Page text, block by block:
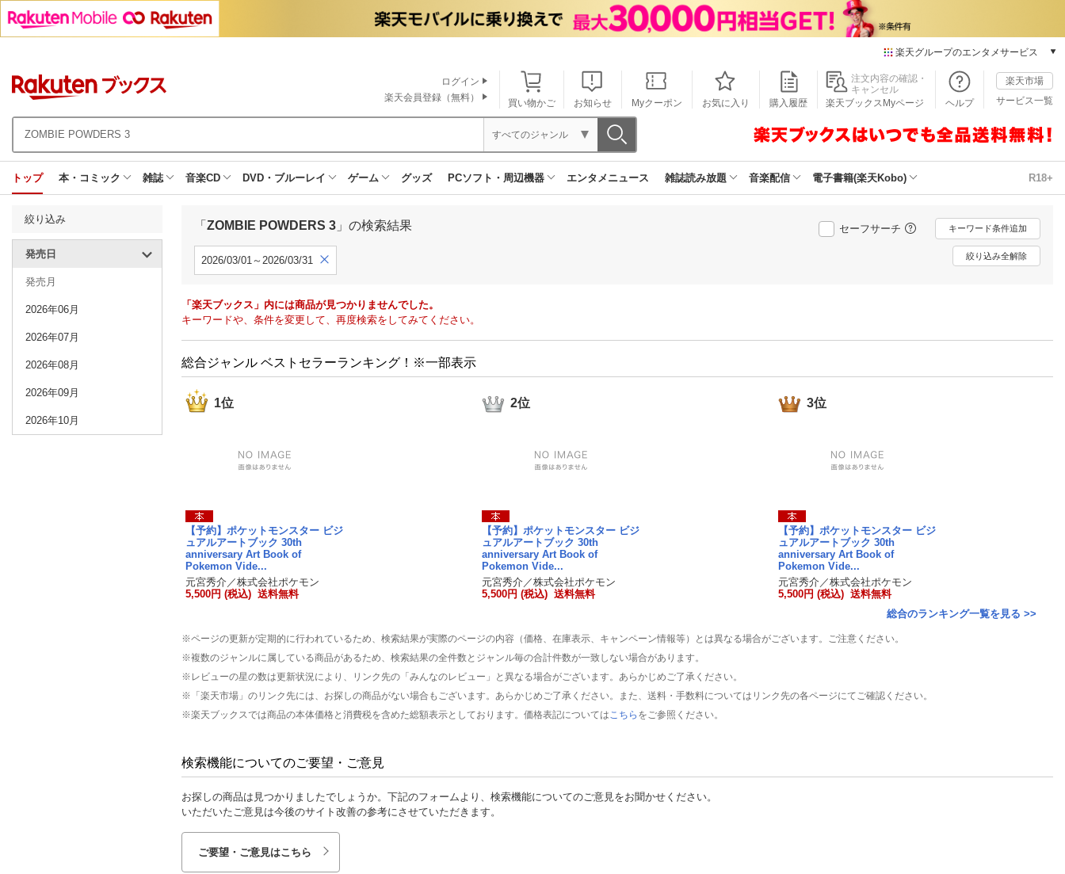
楽天グループのエンタメサービス
本/ゲーム/CD/DVD
楽天ブックス
楽天Kobo
動画配信
楽天TV
動画配信ガイド
チケット
エンタメニュース
買い物かご お知らせ Myクーポン お気に入り 購入履歴
注文内容の確認・
キャンセル
楽天ブックスMyページ
ヘルプ
楽天市場
サービス一覧
ログイン
楽天会員登録（無料）
すべてのジャンル
トップ 本・コミック 雑誌 音楽CD DVD・ブルーレイ ゲーム グッズ PCソフト・周辺機器 エンタメニュース 雑誌読み放題 音楽配信 電子書籍(楽天Kobo) R18+
絞り込み
発売日
発売月
2026年06月
2026年07月
2026年08月
2026年09月
2026年10月
「 ZOMBIE POWDERS 3 」の検索結果 セーフサーチ キーワード条件追加
2026/03/01～2026/03/31 絞り込み全解除
「楽天ブックス」内には商品が見つかりませんでした。
キーワードや、条件を変更して、再度検索をしてみてください。
総合ジャンル ベストセラーランキング！※一部表示
1位
【予約】ポケットモンスター ビジ
ュアルアートブック 30th
anniversary Art Book of
Pokemon Vide...
元宮秀介／株式会社ポケモン
5,500円 (税込) 送料無料
2位
【予約】ポケットモンスター ビジ
ュアルアートブック 30th
anniversary Art Book of
Pokemon Vide...
元宮秀介／株式会社ポケモン
5,500円 (税込) 送料無料
3位
【予約】ポケットモンスター ビジ
ュアルアートブック 30th
anniversary Art Book of
Pokemon Vide...
元宮秀介／株式会社ポケモン
5,500円 (税込) 送料無料
総合のランキング一覧を見る >>
※ページの更新が定期的に行われているため、検索結果が実際のページの内容（価格、在庫表示、キャンペーン情報等）とは異なる場合がございます。ご注意ください。
※複数のジャンルに属している商品があるため、検索結果の全件数とジャンル毎の合計件数が一致しない場合があります。
※レビューの星の数は更新状況により、リンク先の「みんなのレビュー」と異なる場合がございます。あらかじめご了承ください。
※「楽天市場」のリンク先には、お探しの商品がない場合もございます。あらかじめご了承ください。また、送料・手数料についてはリンク先の各ページにてご確認ください。
※楽天ブックスでは商品の本体価格と消費税を含めた総額表示としております。価格表記については こちら をご参照ください。
検索機能についてのご要望・ご意見
お探しの商品は見つかりましたでしょうか。下記のフォームより、検索機能についてのご意見をお聞かせください。
いただいたご意見は今後のサイト改善の参考にさせていただきます。
ご要望・ご意見はこちら